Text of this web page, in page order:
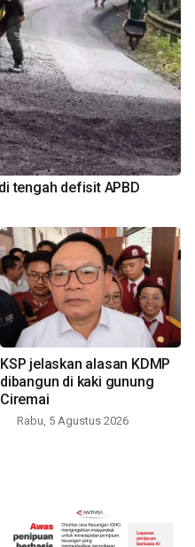
tengah defisit APBD
KSP jelaskan alasan KDMP
dibangun di kaki gunung
Ciremai
Rabu, 5 Agustus 2026